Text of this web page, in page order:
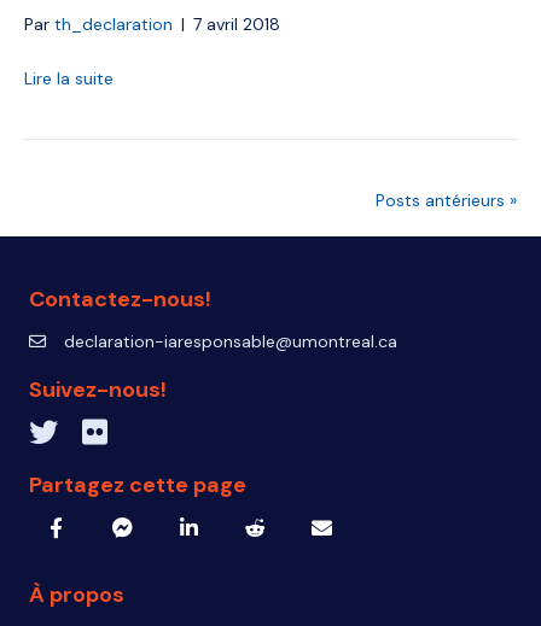
Par th_declaration | 7 avril 2018
Lire la suite
Posts antérieurs »
Contactez-nous!
declaration-iaresponsable@umontreal.ca
declaration-iaresponsable@umontreal.ca
Suivez-nous!
Twitter inven_TFlickr IA Responsable
Partagez cette page
À propos